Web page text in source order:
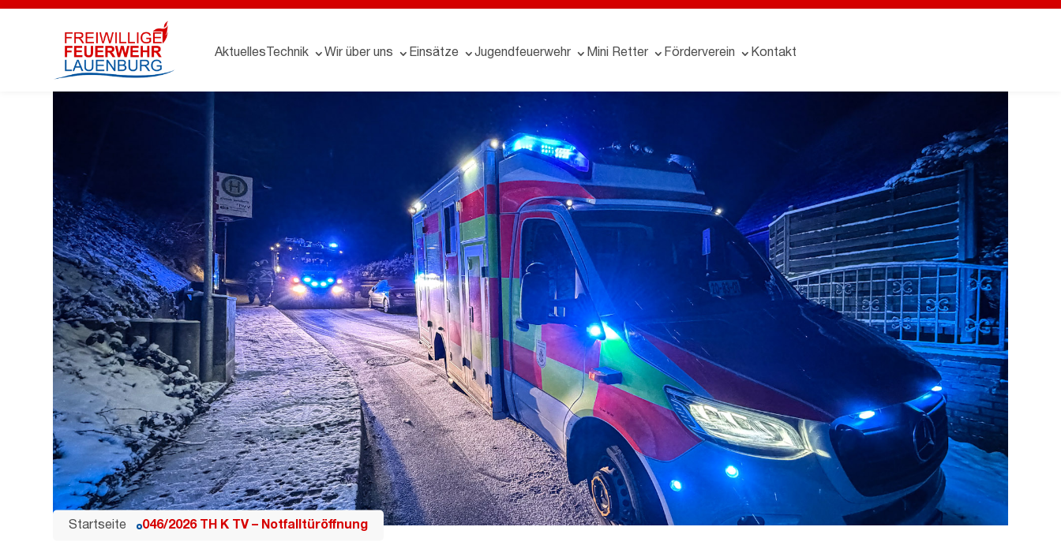
Aktuelles Technik Wir über uns Einsätze Jugendfeuerwehr Mini Retter Förderverein Kontakt
Startseite 046/2026 TH K TV – Notfalltüröffnung